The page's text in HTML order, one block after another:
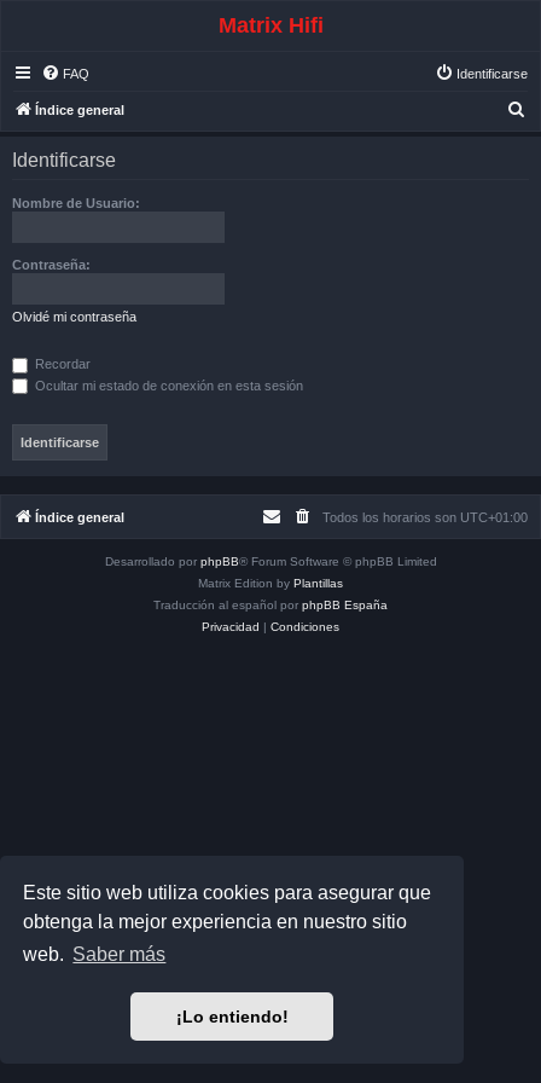
Este sitio web utiliza cookies para asegurar que
obtenga la mejor experiencia en nuestro sitio
web. Saber más
¡Lo entiendo!
Matrix Hifi
FAQ Identificarse
Índice general
Identificarse
Nombre de Usuario:
Contraseña:
Olvidé mi contraseña
Recordar
Ocultar mi estado de conexión en esta sesión
Índice general Todos los horarios son UTC+01:00
Desarrollado por phpBB® Forum Software © phpBB Limited
Matrix Edition by Plantillas
Traducción al español por phpBB España
Privacidad | Condiciones